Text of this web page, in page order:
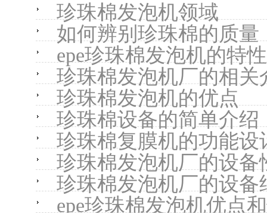
珍珠棉发泡机领域
如何辨别珍珠棉的质量
epe珍珠棉发泡机的特性
珍珠棉发泡机厂的相关
珍珠棉发泡机的优点
珍珠棉设备的简单介绍
珍珠棉复膜机的功能设
珍珠棉发泡机厂的设备
珍珠棉发泡机厂的设备
epe珍珠棉发泡机优点